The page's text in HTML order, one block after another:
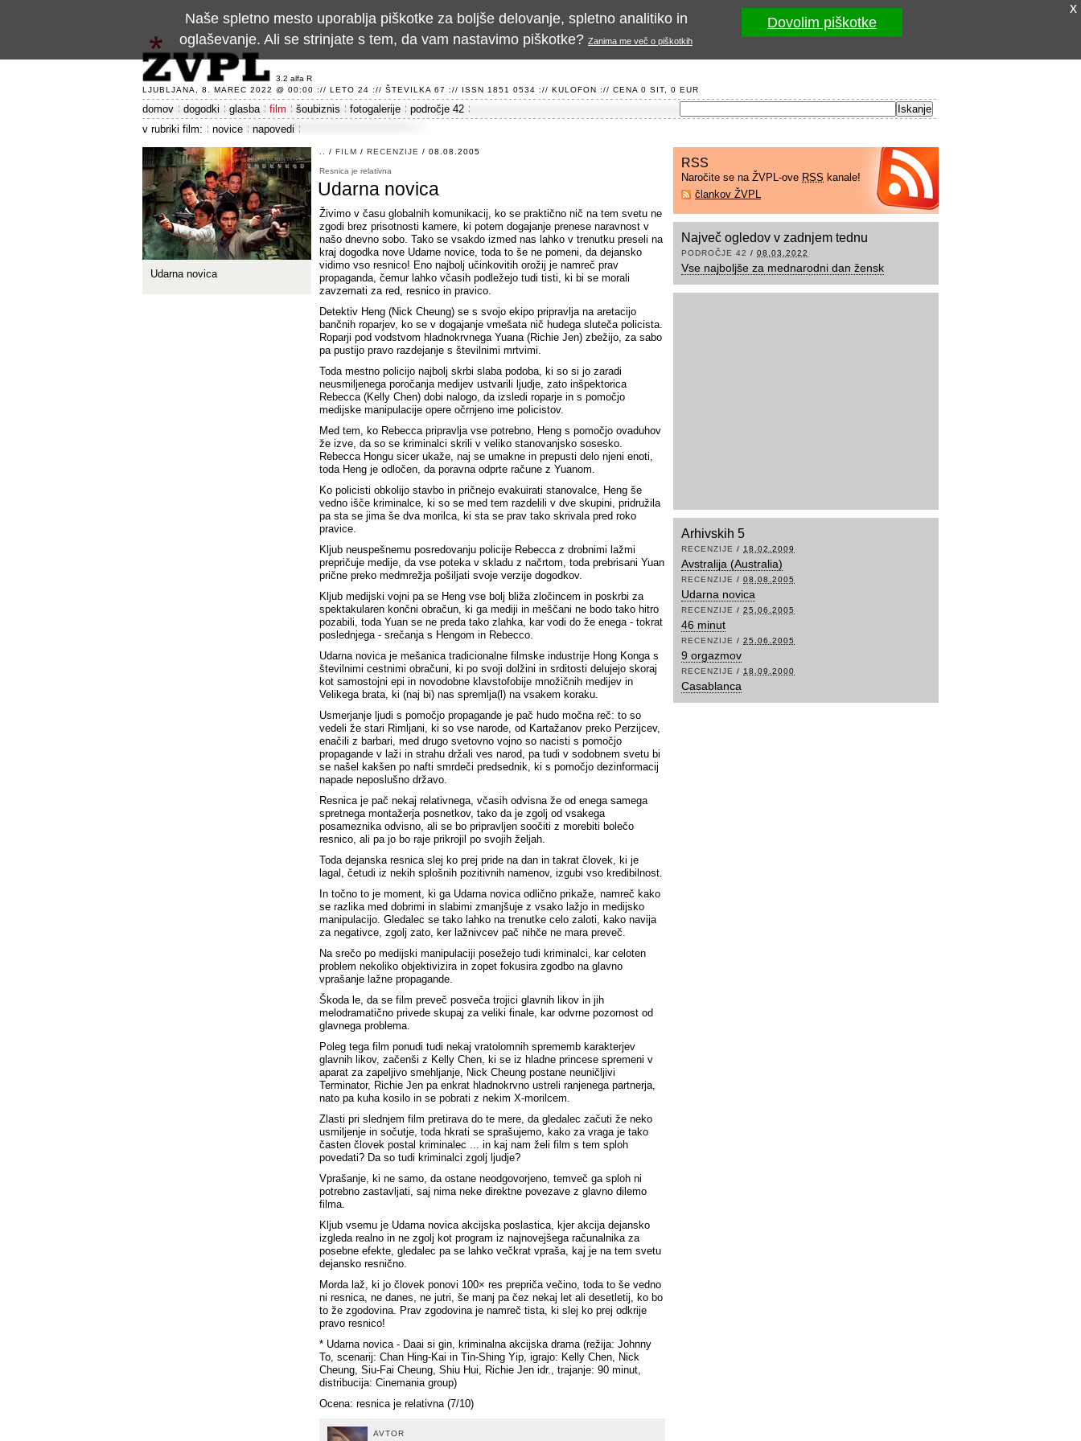
3.2 alfa R
LJUBLJANA, 8. MAREC 2022 @ 00:00 :// LETO 24 :// ŠTEVILKA 67 :// ISSN 1851 0534 :// KULOFON :// CENA 0 SIT, 0 EUR
domov dogodki glasba film šoubiznis fotogalerije
področje 42
v rubriki film:
novice napovedi
/ FILM / RECENZIJE / 08.08.2005
Resnica je relativna
Udarna novica
Živimo v času globalnih komunikacij, ko se praktično nič na tem svetu ne
zgodi brez prisotnosti kamere, ki potem dogajanje prenese naravnost v
našo dnevno sobo. Tako se vsakdo izmed nas lahko v trenutku preseli na
kraj dogodka nove Udarne novice, toda to še ne pomeni, da dejansko
vidimo vso resnico! Eno najbolj učinkovitih orožij je namreč prav
propaganda, čemur lahko včasih podležejo tudi tisti, ki bi se morali
zavzemati za red, resnico in pravico.
Detektiv Heng (Nick Cheung) se s svojo ekipo pripravlja na aretacijo
bančnih roparjev, ko se v dogajanje vmešata nič hudega sluteča policista.
Roparji pod vodstvom hladnokrvnega Yuana (Richie Jen) zbežijo, za sabo
pa pustijo pravo razdejanje s številnimi mrtvimi.
Toda mestno policijo najbolj skrbi slaba podoba, ki so si jo zaradi
neusmiljenega poročanja medijev ustvarili ljudje, zato inšpektorica
Rebecca (Kelly Chen) dobi nalogo, da izsledi roparje in s pomočjo
medijske manipulacije opere očrnjeno ime policistov.
Med tem, ko Rebecca pripravlja vse potrebno, Heng s pomočjo ovaduhov
že izve, da so se kriminalci skrili v veliko stanovanjsko sosesko.
Rebecca Hongu sicer ukaže, naj se umakne in prepusti delo njeni enoti,
toda Heng je odločen, da poravna odprte račune z Yuanom.
Ko policisti obkolijo stavbo in pričnejo evakuirati stanovalce, Heng še
vedno išče kriminalce, ki so se med tem razdelili v dve skupini, pridružila
pa sta se jima še dva morilca, ki sta se prav tako skrivala pred roko
pravice.
Kljub neuspešnemu posredovanju policije Rebecca z drobnimi lažmi
prepričuje medije, da vse poteka v skladu z načrtom, toda prebrisani Yuan
prične preko medmrežja pošiljati svoje verzije dogodkov.
Kljub medijski vojni pa se Heng vse bolj bliža zločincem in poskrbi za
spektakularen končni obračun, ki ga mediji in meščani ne bodo tako hitro
pozabili, toda Yuan se ne preda tako zlahka, kar vodi do že enega - tokrat
poslednjega - srečanja s Hengom in Rebecco.
Udarna novica je mešanica tradicionalne filmske industrije Hong Konga s
številnimi cestnimi obračuni, ki po svoji dolžini in srditosti delujejo skoraj
kot samostojni epi in novodobne klavstofobije množičnih medijev in
Velikega brata, ki (naj bi) nas spremlja(l) na vsakem koraku.
Usmerjanje ljudi s pomočjo propagande je pač hudo močna reč: to so
vedeli že stari Rimljani, ki so vse narode, od Kartažanov preko Perzijcev,
enačili z barbari, med drugo svetovno vojno so nacisti s pomočjo
propagande v laži in strahu držali ves narod, pa tudi v sodobnem svetu bi
se našel kakšen po nafti smrdeči predsednik, ki s pomočjo dezinformacij
napade neposlušno državo.
Resnica je pač nekaj relativnega, včasih odvisna že od enega samega
spretnega montažerja posnetkov, tako da je zgolj od vsakega
posameznika odvisno, ali se bo pripravljen soočiti z morebiti bolečo
resnico, ali pa jo bo raje prikrojil po svojih željah.
Toda dejanska resnica slej ko prej pride na dan in takrat človek, ki je
lagal, četudi iz nekih splošnih pozitivnih namenov, izgubi vso kredibilnost.
In točno to je moment, ki ga Udarna novica odlično prikaže, namreč kako
se razlika med dobrimi in slabimi zmanjšuje z vsako lažjo in medijsko
manipulacijo. Gledalec se tako lahko na trenutke celo zaloti, kako navija
za negativce, zgolj zato, ker lažnivcev pač nihče ne mara preveč.
Na srečo po medijski manipulaciji posežejo tudi kriminalci, kar celoten
problem nekoliko objektivizira in zopet fokusira zgodbo na glavno
vprašanje lažne propagande.
Škoda le, da se film preveč posveča trojici glavnih likov in jih
melodramatično privede skupaj za veliki finale, kar odvrne pozornost od
glavnega problema.
Poleg tega film ponudi tudi nekaj vratolomnih sprememb karakterjev
glavnih likov, začenši z Kelly Chen, ki se iz hladne princese spremeni v
aparat za zapeljivo smehljanje, Nick Cheung postane neuničljivi
Terminator, Richie Jen pa enkrat hladnokrvno ustreli ranjenega partnerja,
nato pa kuha kosilo in se pobrati z nekim X-morilcem.
Zlasti pri slednjem film pretirava do te mere, da gledalec začuti že neko
usmiljenje in sočutje, toda hkrati se sprašujemo, kako za vraga je tako
časten človek postal kriminalec ... in kaj nam želi film s tem sploh
povedati? Da so tudi kriminalci zgolj ljudje?
Vprašanje, ki ne samo, da ostane neodgovorjeno, temveč ga sploh ni
potrebno zastavljati, saj nima neke direktne povezave z glavno dilemo
filma.
Kljub vsemu je Udarna novica akcijska poslastica, kjer akcija dejansko
izgleda realno in ne zgolj kot program iz najnovejšega računalnika za
posebne efekte, gledalec pa se lahko večkrat vpraša, kaj je na tem svetu
dejansko resnično.
Morda laž, ki jo človek ponovi 100× res prepriča večino, toda to še vedno
ni resnica, ne danes, ne jutri, še manj pa čez nekaj let ali desetletij, ko bo
to že zgodovina. Prav zgodovina je namreč tista, ki slej ko prej odkrije
pravo resnico!
* Udarna novica - Daai si gin, kriminalna akcijska drama (režija: Johnny
To, scenarij: Chan Hing-Kai in Tin-Shing Yip, igrajo: Kelly Chen, Nick
Cheung, Siu-Fai Cheung, Shiu Hui, Richie Jen idr., trajanje: 90 minut,
distribucija: Cinemania group)
Ocena: resnica je relativna (7/10)
AVTOR
Udarna novica
RSS
Naročite se na ŽVPL-ove RSS kanale!
člankov ŽVPL
Največ ogledov v zadnjem tednu
PODROČJE 42 / 08.03.2022
Vse najboljše za mednarodni dan žensk
Arhivskih 5
RECENZIJE / 18.02.2009
Avstralija (Australia)
RECENZIJE / 08.08.2005
Udarna novica
RECENZIJE / 25.06.2005
46 minut
RECENZIJE / 25.06.2005
9 orgazmov
RECENZIJE / 18.09.2000
Casablanca
x
Naše spletno mesto uporablja piškotke za boljše delovanje, spletno analitiko in
oglaševanje. Ali se strinjate s tem, da vam nastavimo piškotke? Zanima me več o piškotkih
Dovolim piškotke